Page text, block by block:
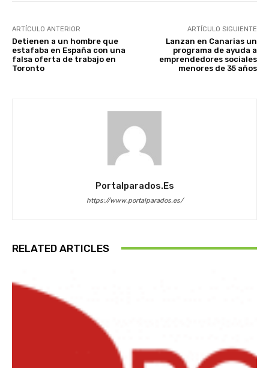
ARTÍCULO ANTERIOR
Detienen a un hombre que
estafaba en España con una
falsa oferta de trabajo en
Toronto
ARTÍCULO SIGUIENTE
Lanzan en Canarias un
programa de ayuda a
emprendedores sociales
menores de 35 años
Portalparados.es
https://www.portalparados.es/
RELATED ARTICLES